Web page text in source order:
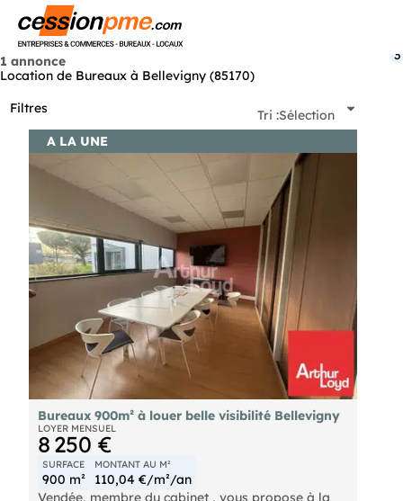
1 annonce
Location de Bureaux à Bellevigny (85170)
Filtres
3
Tri :Sélection
A LA UNE
Bureaux 900m² à louer belle visibilité Bellevigny
LOYER MENSUEL
8 250 €
SURFACE
900 m²
MONTANT AU M²
110,04 €/m²/an
Vendée, membre du cabinet , vous propose à la